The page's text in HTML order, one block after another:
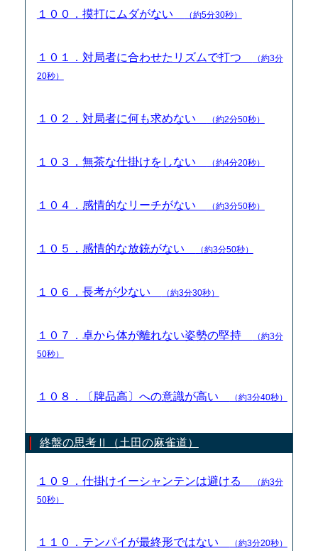
１００．摸打にムダがない （約5分30秒）
１０１．対局者に合わせたリズムで打つ
（約3分
20秒）
１０２．対局者に何も求めない （約2分50秒）
１０３．無茶な仕掛けをしない （約4分20秒）
１０４．感情的なリーチがない （約3分50秒）
１０５．感情的な放銃がない （約3分50秒）
１０６．長考が少ない （約3分30秒）
１０７．卓から体が離れない姿勢の堅持
（約3分
50秒）
１０８．〔牌品高〕への意識が高い （約3分40秒）
終盤の思考Ⅱ（土田の麻雀道）
１０９．仕掛けイーシャンテンは避ける
（約3分
50秒）
１１０．テンパイが最終形ではない （約3分20秒）